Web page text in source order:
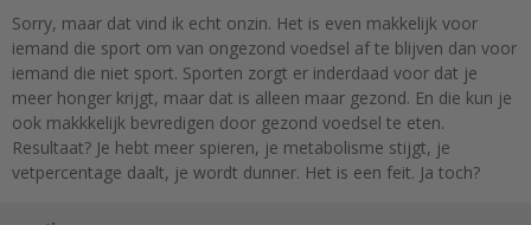
Sorry, maar dat vind ik echt onzin. Het is even makkelijk voor
iemand die sport om van ongezond voedsel af te blijven dan voor
iemand die niet sport. Sporten zorgt er inderdaad voor dat je
meer honger krijgt, maar dat is alleen maar gezond. En die kun je
ook makkkelijk bevredigen door gezond voedsel te eten.
Resultaat? Je hebt meer spieren, je metabolisme stijgt, je
vetpercentage daalt, je wordt dunner. Het is een feit. Ja toch?